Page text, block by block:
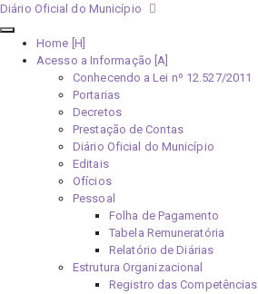
Diário Oficial do Município
Home [H]
Acesso a Informação [A]
Conhecendo a Lei nº 12.527/2011
Portarias
Decretos
Prestação de Contas
Diário Oficial do Município
Editais
Ofícios
Pessoal
Folha de Pagamento
Tabela Remuneratória
Relatório de Diárias
Estrutura Organizacional
Registro das Competências